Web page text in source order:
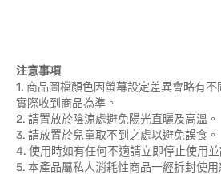
注意事項
1. 商品圖檔顏色因螢幕設定差異會略有
實際收到商品為準。
2. 請置放於陰涼處避免陽光直曬及高溫。
3. 請放置於兒童取不到之處以避免誤食。
4. 使用時如有任何不適請立即停止使用並
5. 本產品屬私人消耗性商品一經拆封使用